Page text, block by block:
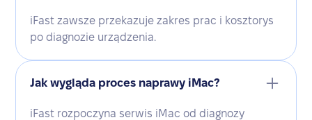
iFast zawsze przekazuje zakres prac i kosztorys
po diagnozie urządzenia.
Jak wygląda proces naprawy iMac?
iFast rozpoczyna serwis iMac od diagnozy